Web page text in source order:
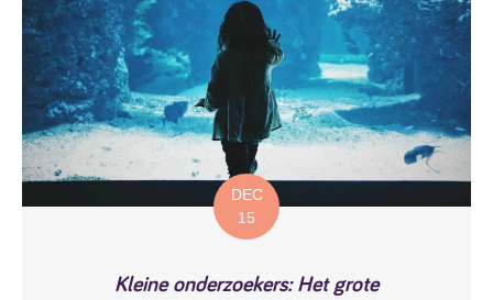
DEC
15
Kleine onderzoekers: Het grote